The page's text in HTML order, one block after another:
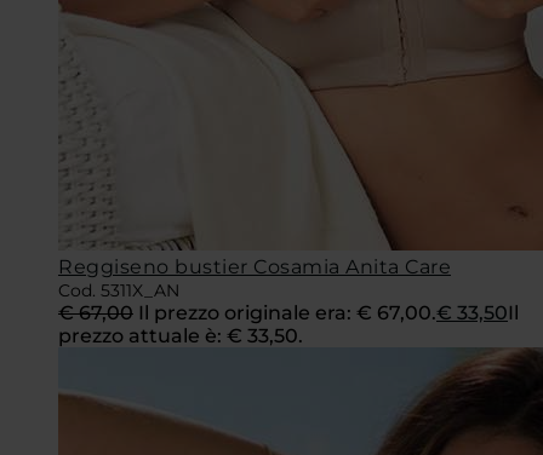
Reggiseno bustier Cosamia Anita Care
Cod. 5311X_AN
€67,00 Il prezzo originale era: € 67,00.€ 33,50Il
prezzo attuale è: € 33,50.